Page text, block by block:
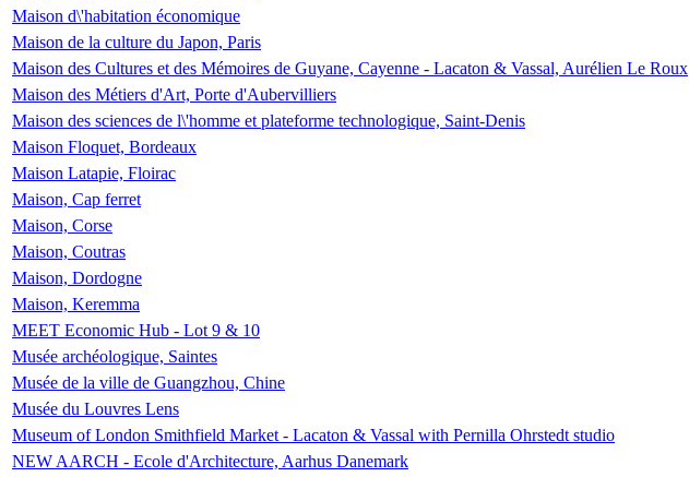
Maison d\'habitation économique
Maison de la culture du Japon, Paris
Maison des Cultures et des Mémoires de Guyane, Cayenne - Lacaton & Vassal, Aurélien Le Roux
Maison des Métiers d'Art, Porte d'Aubervilliers
Maison des sciences de l\'homme et plateforme technologique, Saint-Denis
Maison Floquet, Bordeaux
Maison Latapie, Floirac
Maison, Cap ferret
Maison, Corse
Maison, Coutras
Maison, Dordogne
Maison, Keremma
MEET Economic Hub - Lot 9 & 10
Musée archéologique, Saintes
Musée de la ville de Guangzhou, Chine
Musée du Louvres Lens
Museum of London Smithfield Market - Lacaton & Vassal with Pernilla Ohrstedt studio
NEW AARCH - Ecole d'Architecture, Aarhus Danemark